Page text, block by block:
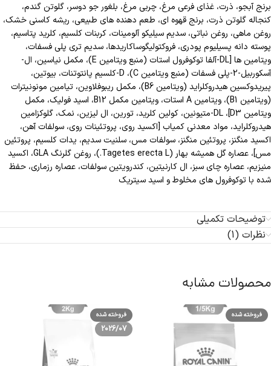
برنج آبجو، ذرت، غذای فرعی مرغ، چربی مرغ، بلغور جو دوسر، گلوتن گندم،
کنجاله گلوتن ذرت، برنج قهوه ای، طعم دهنده های طبیعی، ریشه کاسنی خشک،
روغن ماهی، روغن نباتی، سدیم سیلیکو آلومینات، کربنات کلسیم، کلرید پتاسیم،
پوسته دانه پسیلیوم پودری، فروکتولیگوساکاریدها، سدیم تری پلی فسفات،
ویتامین ها [DL-آلفا توکوفرول استات (منبع ویتامین E)، مکمل نیاسین، ال-
آسکوربیل-2-پلی فسفات (منبع ویتامین C)، D-کلسیم پانتوتنات، بیوتین،
پیریدوکسین هیدروکلراید (ویتامین B6)، مکمل ریبوفلاوین، تیامین مونونیترات
(ویتامین B1)، ویتامین A استات، ویتامین مکمل B12، اسید فولیک، مکمل
ویتامین D3]، DL-متیونین، کولین کلرید، تورین، ال لیزین، نمک، گلوکزامین
هیدروکلراید، مواد معدنی کمیاب [اکسید روی، پروتئینات روی، سولفات آهن،
اکسید منگنز، پروتئین منگنز، سولفات مس، سلنیت سدیم، یدات کلسیم، پروتئین
مس]، عصاره گل همیشه بهار (Tagetes erecta L.)، روغن گلرنگ GLA، اکسید
منیزیم، عصاره چای سبز، ال کارنیتین، کندرویتین سولفات، عصاره رزماری، حفظ
شده با توکوفرول های مخلوط و اسید سیتریک
توضیحات تکمیلی
نظرات (1)
محصولات مشابه
فروخته شده فروخته شده
2026/07